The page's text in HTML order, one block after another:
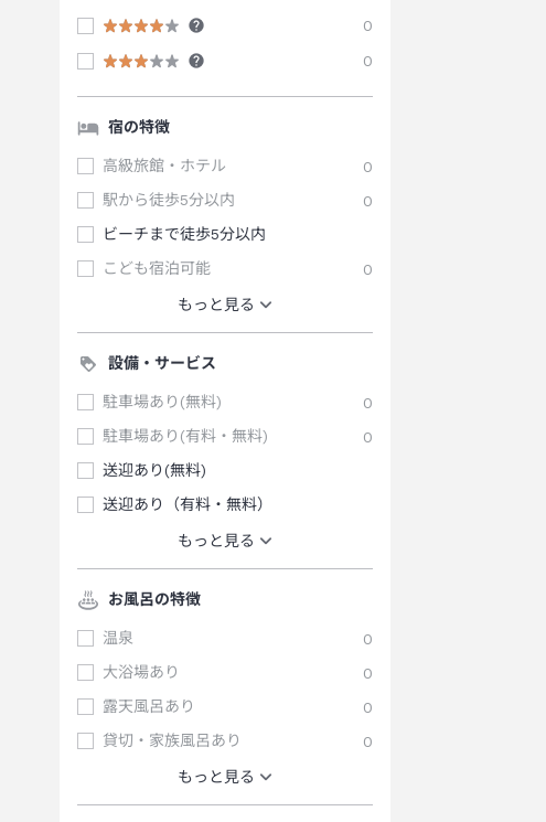
0
0
宿の特徴
高級旅館・ホテル
0
駅から徒歩5分以内
0
ビーチまで徒歩5分以内
こども宿泊可能
0
もっと見る
設備・サービス
駐車場あり(無料)
0
駐車場あり(有料・無料)
0
送迎あり(無料)
送迎あり（有料・無料）
もっと見る
お風呂の特徴
温泉
0
大浴場あり
0
露天風呂あり
0
貸切・家族風呂あり
0
もっと見る